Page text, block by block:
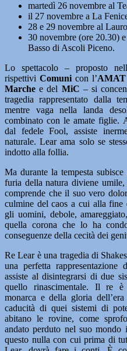
martedì 26 novembre al
il 27 novembre a La
28 e 29 novembre al
30 novembre (ore 20.30)
Basso di Ascoli Piceno.
Lo spettacolo – proposto
rispettiviComunicon l’AMAT
Marche e del MiC – si
tragedia rappresentato dalla
mentre vaga nella landa
combinato con le amate figlie.
dal fedele Fool, assiste
naturale. Lear ama solo se
indotto alla follia.
Ma durante la tempesta
furia della natura diviene
comprende che il suo vero
culmine del caos a cui alla fine
gli uomini, debole,
quella corona che lo ha
conseguenze della cecità dei
Re Lear è una tragedia di
una perfetta rappresentazione
assiste al disintegrarsi di due
quello rinascimentale. Il re è
monarca e della gloria
caducità di quei sistemi di
abitano le rovine, come
andato perduto nel suo
questo nulla con cui prima di